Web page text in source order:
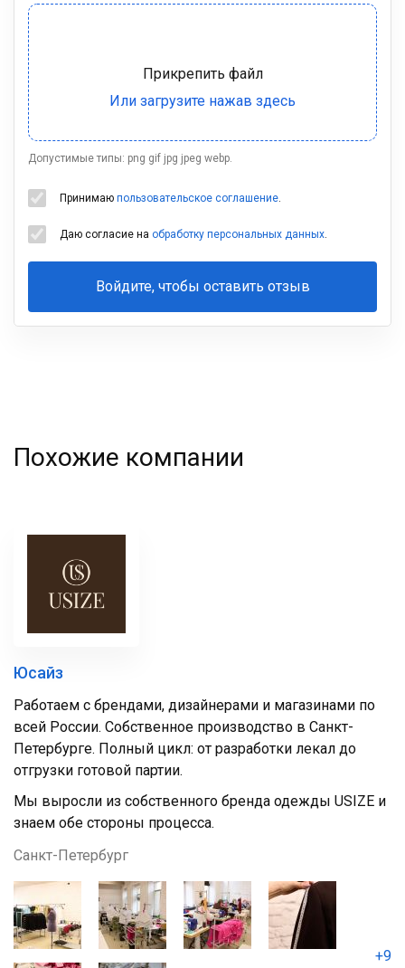
Допустимые типы: png gif jpg jpeg webp.
Принимаю пользовательское соглашение.
Даю согласие на обработку персональных данных.
Войдите, чтобы оставить отзыв
Ваша
Похожие компании
Юсайз
Работаем с брендами, дизайнерами и магазинами по
всей России. Собственное производство в Санкт-
Петербурге. Полный цикл: от разработки лекал до
отгрузки готовой партии.
Мы выросли из собственного бренда одежды USIZE и
знаем обе стороны процесса.
Санкт-Петербург
+9